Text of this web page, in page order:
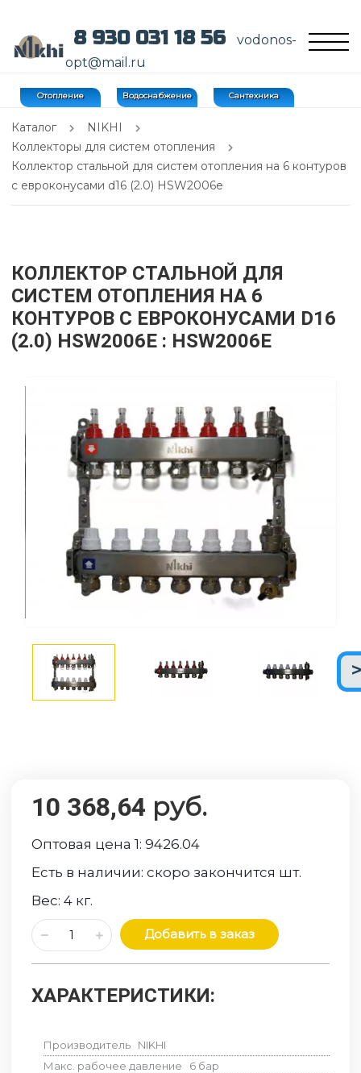
8 930 031 18 56
vodonos-
opt@mail.ru
Отопление Водоснабжение Сантехника
Каталог
NIKHI
Коллекторы для систем отопления
Коллектор стальной для систем отопления на 6 контуров
с еврoконусами d16 (2.0) HSW2006e
КОЛЛЕКТОР СТАЛЬНОЙ ДЛЯ
СИСТЕМ ОТОПЛЕНИЯ НА 6
КОНТУРОВ С ЕВРOКОНУСАМИ D16
(2.0) HSW2006E : HSW2006E
10 368,64 руб.
Оптовая цена 1:9426.04
Есть в наличии:скоро закончится шт.
Вес:4 кг.
Добавить в заказ
ХАРАКТЕРИСТИКИ:
Производитель
NIKHI
Макс. рабочее давление
6 бар